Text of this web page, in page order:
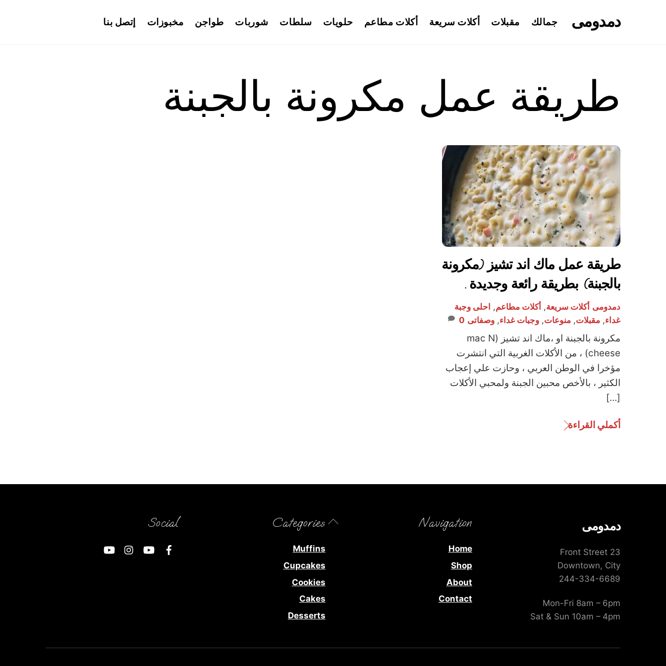
دمدومى جمالك مقبلات أكلات سريعة أكلات مطاعم حلويات سلطات شوربات طواجن مخبوزات إتصل بنا
طريقة عمل مكرونة بالجبنة
طريقة عمل ماك اند تشيز (مكرونة
بالجبنة) بطريقة رائعة وجديدة .
دمدومى أكلات سريعة, أكلات مطاعم, احلى وجبة
غداء, مقبلات, منوعات, وجبات غداء, وصفاتى 0
مكرونة بالجبنة او ،ماك اند تشيز (mac N
cheese) ، من الأكلات الغربية التي انتشرت
مؤخرا في الوطن العربي ، وحازت علي إعجاب
الكثير ، بالأخص محبين الجبنة ولمحبي الأكلات
[…]
أكملي القراءة
Back
Top
دمدومى
23 Front Street
Downtown, City
244-334-6689
Mon-Fri 8am – 6pm
Sat & Sun 10am – 4pm
Navigation
Home
Shop
About
Contact
Categories
Muffins
Cupcakes
Cookies
Cakes
Desserts
Social